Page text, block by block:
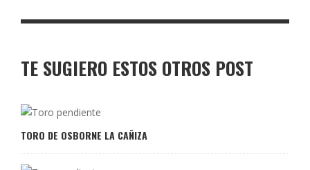
TE SUGIERO ESTOS OTROS POST
TORO DE OSBORNE LA CAÑIZA